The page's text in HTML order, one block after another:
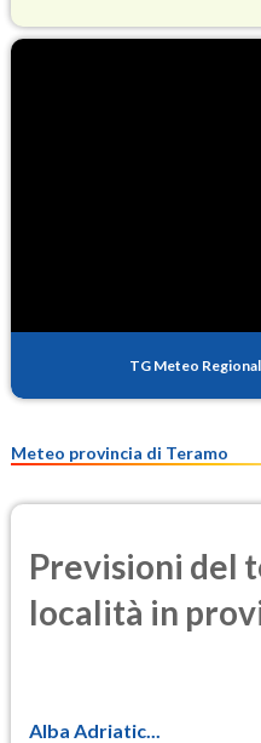
PM25
TG Meteo
Meteo provincia di Teramo
Previsioni del
località in
Alba Adriatic...